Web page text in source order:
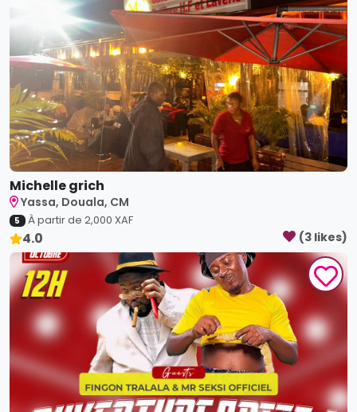
Michelle grich
Yassa, Douala, CM
5 À partir de 2,000 XAF
4.0 (3 likes)